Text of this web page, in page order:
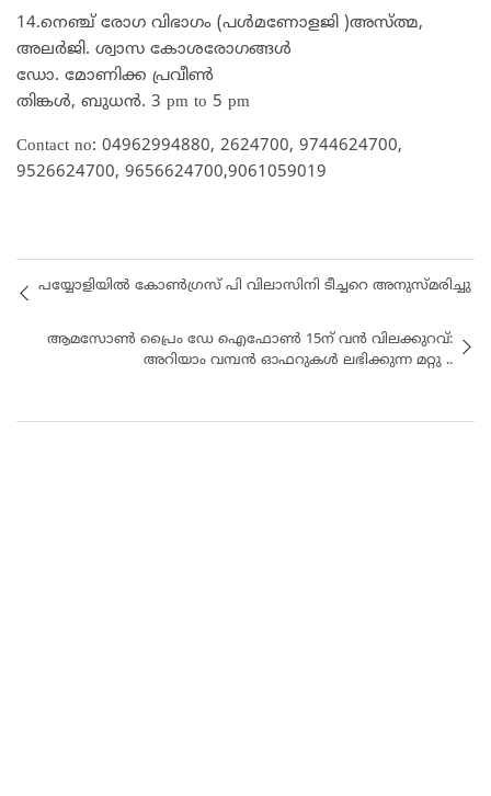
14.നെഞ്ച് രോഗ വിഭാഗം (പൾമണോളജി )അസ്ത്മ,
അലർജി. ശ്വാസ കോശരോഗങ്ങൾ
ഡോ. മോണിക്ക പ്രവീൺ
തിങ്കൾ, ബുധൻ. 3 pm to 5 pm
Contact no: 04962994880, 2624700, 9744624700,
9526624700, 9656624700,9061059019
പയ്യോളിയിൽ കോൺഗ്രസ് പി വിലാസിനി ടീച്ചറെ അനുസ്മരിച്ചു
ആമസോൺ പ്രൈം ഡേ ഐഫോൺ 15ന് വൻ വിലക്കുറവ്:
അറിയാം വമ്പൻ ഓഫറുകൾ ലഭിക്കുന്ന മറ്റു ..